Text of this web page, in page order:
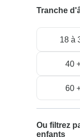
Tranche
18 à
40
60
Ou filtrez
enfants